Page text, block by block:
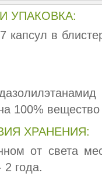
УПАКОВКА:
в
100%
ХРАНЕНИЯ:
от света
года.